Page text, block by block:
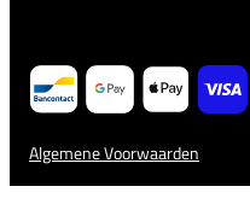
Algemene Voorwaarden